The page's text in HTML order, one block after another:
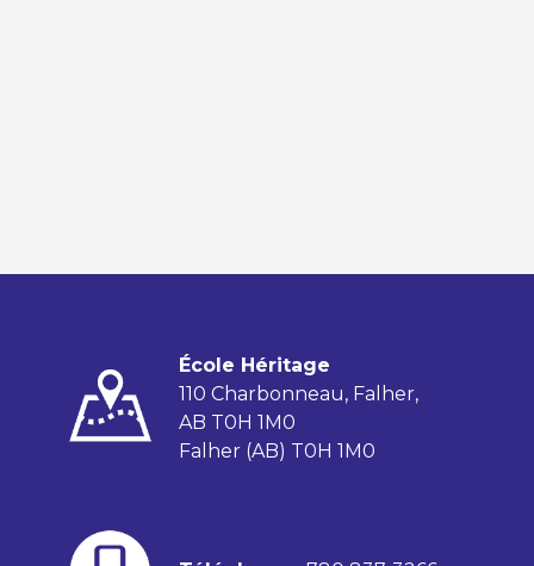
École Héritage
110 Charbonneau, Falher,
AB T0H 1M0
Falher (AB) T0H 1M0